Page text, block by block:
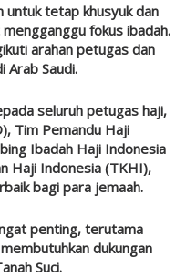
untuk tetap khusyuk dan
fokus ibadah.
arahan petugas dan
Arab Saudi.
seluruh petugas haji,
Tim Pemandu Haji
Ibadah Haji Indonesia
Haji Indonesia (TKHI),
bagi para jemaah.
penting, terutama
dukungan
Suci.